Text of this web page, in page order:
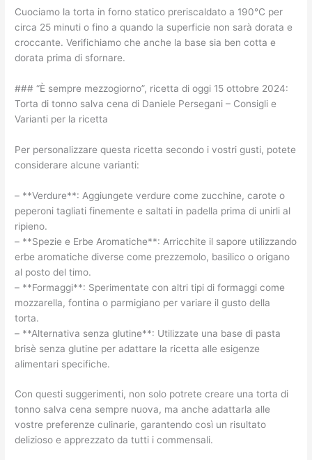
Cuociamo la torta in forno statico preriscaldato a 190°C per
circa 25 minuti o fino a quando la superficie non sarà dorata e
croccante. Verifichiamo che anche la base sia ben cotta e
dorata prima di sfornare.
### “È sempre mezzogiorno”, ricetta di oggi 15 ottobre 2024:
Torta di tonno salva cena di Daniele Persegani – Consigli e
Varianti per la ricetta
Per personalizzare questa ricetta secondo i vostri gusti, potete
considerare alcune varianti:
– **Verdure**: Aggiungete verdure come zucchine, carote o
peperoni tagliati finemente e saltati in padella prima di unirli al
ripieno.
– **Spezie e Erbe Aromatiche**: Arricchite il sapore utilizzando
erbe aromatiche diverse come prezzemolo, basilico o origano
al posto del timo.
– **Formaggi**: Sperimentate con altri tipi di formaggi come
mozzarella, fontina o parmigiano per variare il gusto della
torta.
– **Alternativa senza glutine**: Utilizzate una base di pasta
brisè senza glutine per adattare la ricetta alle esigenze
alimentari specifiche.
Con questi suggerimenti, non solo potrete creare una torta di
tonno salva cena sempre nuova, ma anche adattarla alle
vostre preferenze culinarie, garantendo così un risultato
delizioso e apprezzato da tutti i commensali.